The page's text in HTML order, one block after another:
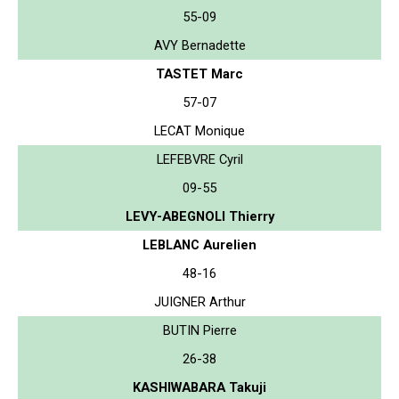
55-09
AVY Bernadette
TASTET Marc
57-07
LECAT Monique
LEFEBVRE Cyril
09-55
LEVY-ABEGNOLI Thierry
LEBLANC Aurelien
48-16
JUIGNER Arthur
BUTIN Pierre
26-38
KASHIWABARA Takuji